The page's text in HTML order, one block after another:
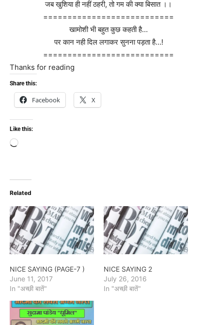
जब खुशिया ही नहीं ठहरी, तो गम की क्या बिसात ।।
===========================
खामोशी भी बहुत कुछ कहती है…
पर कान नही दिल लगाकर सुनना पड़ता है…!
===========================
Thanks for reading
Share this:
Facebook X
Like this:
Loading…
Related
NICE SAYING (PAGE-7 )
June 11, 2017
In "अच्छी बातें"
NICE SAYING 2
July 26, 2016
In "अच्छी बातें"